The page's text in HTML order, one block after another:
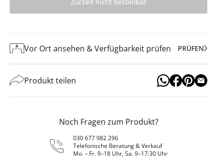
Vor Ort ansehen & Verfügbarkeit prüfen PRÜFEN
Produkt teilen
Noch Fragen zum Produkt?
030 677 982 296
Telefonische Beratung & Verkauf
Mo. – Fr. 9–18 Uhr, Sa. 9–17:30 Uhr